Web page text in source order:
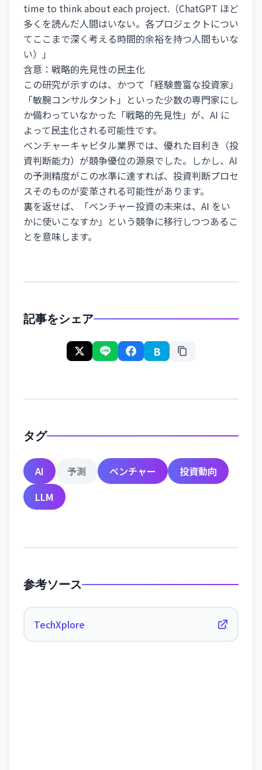
time to think about each project.（ChatGPT ほど
多くを読んだ人間はいない。各プロジェクトについ
てここまで深く考える時間的余裕を持つ人間もいな
い）」
含意：戦略的先見性の民主化
この研究が示すのは、かつて「経験豊富な投資家」
「敏腕コンサルタント」といった少数の専門家にし
か備わっていなかった「戦略的先見性」が、AI に
よって民主化される可能性です。
ベンチャーキャピタル業界では、優れた目利き（投
資判断能力）が競争優位の源泉でした。しかし、AI
の予測精度がこの水準に達すれば、投資判断プロセ
スそのものが変革される可能性があります。
裏を返せば、「ベンチャー投資の未来は、AI をい
かに使いこなすか」という競争に移行しつつあるこ
とを意味します。
記事をシェア
B
タグ
AI 予測 ベンチャー
投資動向
LLM
参考ソース
TechXplore